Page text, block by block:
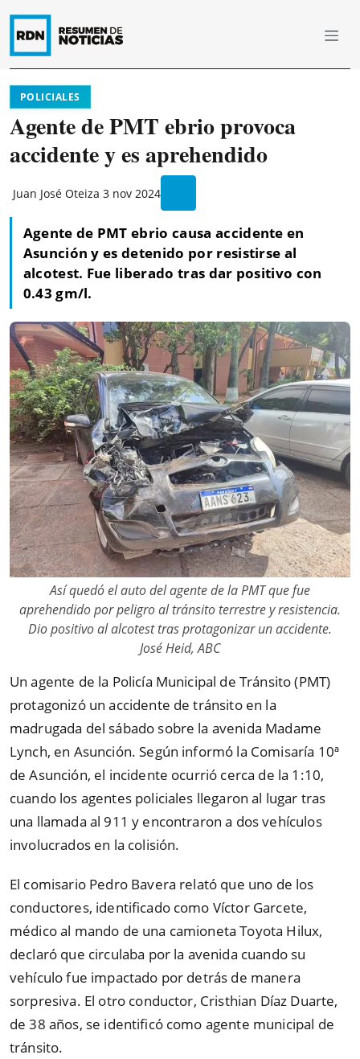
POLICIALES
Agente de PMT ebrio provoca
accidente y es aprehendido
Juan José Oteiza 3 nov 2024
Agente de PMT ebrio causa accidente en
Asunción y es detenido por resistirse al
alcotest. Fue liberado tras dar positivo con
0.43 gm/l.
Así quedó el auto del agente de la PMT que fue
aprehendido por peligro al tránsito terrestre y resistencia.
Dio positivo al alcotest tras protagonizar un accidente.
José Heid, ABC
Un agente de la Policía Municipal de Tránsito (PMT)
protagonizó un accidente de tránsito en la
madrugada del sábado sobre la avenida Madame
Lynch, en Asunción. Según informó la Comisaría 10ª
de Asunción, el incidente ocurrió cerca de la 1:10,
cuando los agentes policiales llegaron al lugar tras
una llamada al 911 y encontraron a dos vehículos
involucrados en la colisión.
El comisario Pedro Bavera relató que uno de los
conductores, identificado como Víctor Garcete,
médico al mando de una camioneta Toyota Hilux,
declaró que circulaba por la avenida cuando su
vehículo fue impactado por detrás de manera
sorpresiva. El otro conductor, Cristhian Díaz Duarte,
de 38 años, se identificó como agente municipal de
tránsito.